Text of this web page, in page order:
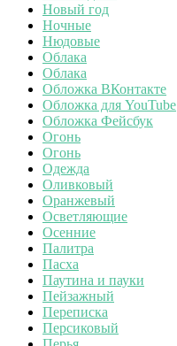
Новый год
Ночные
Нюдовые
Облака
Облака
Обложка ВКонтакте
Обложка для YouTube
Обложка Фейсбук
Огонь
Огонь
Одежда
Оливковый
Оранжевый
Осветляющие
Осенние
Палитра
Пасха
Паутина и пауки
Пейзажный
Переписка
Персиковый